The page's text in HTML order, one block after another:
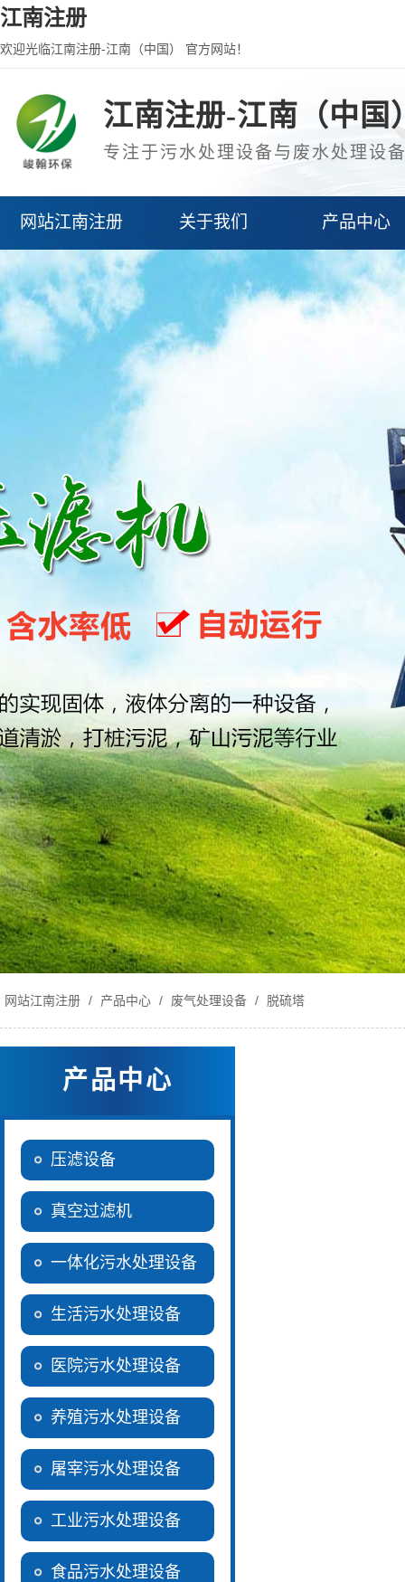
江南注册
欢迎光临江南注册-江南（中国） 官方网站！
江南注册-江南（中国
专注于污水处理设备与废水处理设
网站江南注册 关于我们 产品中心
网站江南注册 / 产品中心 / 废气处理设备 / 脱硫塔
产品中心
压滤设备
真空过滤机
一体化污水处理设备
生活污水处理设备
医院污水处理设备
养殖污水处理设备
屠宰污水处理设备
工业污水处理设备
食品污水处理设备